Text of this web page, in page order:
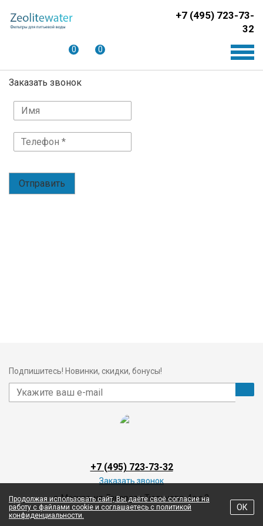
+7 (495) 723-73-
32
0 0
Заказать звонок
Подпишитесь! Новинки, скидки, бонусы!
+7 (495) 723-73-32
Заказать звонок
г. Москва, ул. Генерала Тюленева, 4а с 3
Продолжая использовать сайт, Вы даёте своё согласие на
работу с файлами cookie и соглашаетесь с политикой
конфиденциальности.
ОК